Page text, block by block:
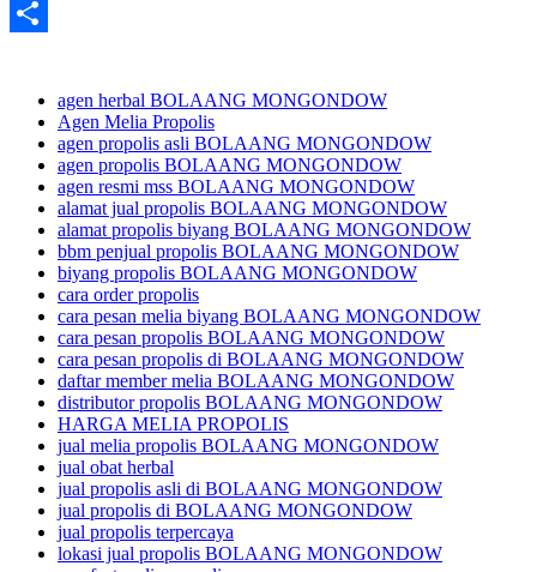
Line
agen herbal BOLAANG MONGONDOW
Agen Melia Propolis
agen propolis asli BOLAANG MONGONDOW
agen propolis BOLAANG MONGONDOW
agen resmi mss BOLAANG MONGONDOW
alamat jual propolis BOLAANG MONGONDOW
alamat propolis biyang BOLAANG MONGONDOW
bbm penjual propolis BOLAANG MONGONDOW
biyang propolis BOLAANG MONGONDOW
cara order propolis
cara pesan melia biyang BOLAANG MONGONDOW
cara pesan propolis BOLAANG MONGONDOW
cara pesan propolis di BOLAANG MONGONDOW
daftar member melia BOLAANG MONGONDOW
distributor propolis BOLAANG MONGONDOW
HARGA MELIA PROPOLIS
jual melia propolis BOLAANG MONGONDOW
jual obat herbal
jual propolis asli di BOLAANG MONGONDOW
jual propolis di BOLAANG MONGONDOW
jual propolis terpercaya
lokasi jual propolis BOLAANG MONGONDOW